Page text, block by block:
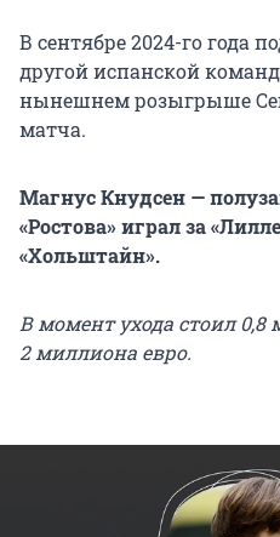
В сентябре 2024-го года
другой испанской
нынешнем розыгрыше
матча.
Магнус Кнудсен —
«Ростова» играл за
«Хольштайн».
В момент ухода стоил
2 миллиона евро.